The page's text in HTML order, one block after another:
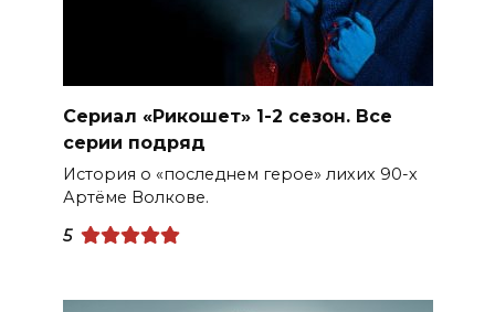
Сериал «Рикошет» 1-2 сезон. Все
серии подряд
История о «последнем герое» лихих 90-х
Артёме Волкове.
5